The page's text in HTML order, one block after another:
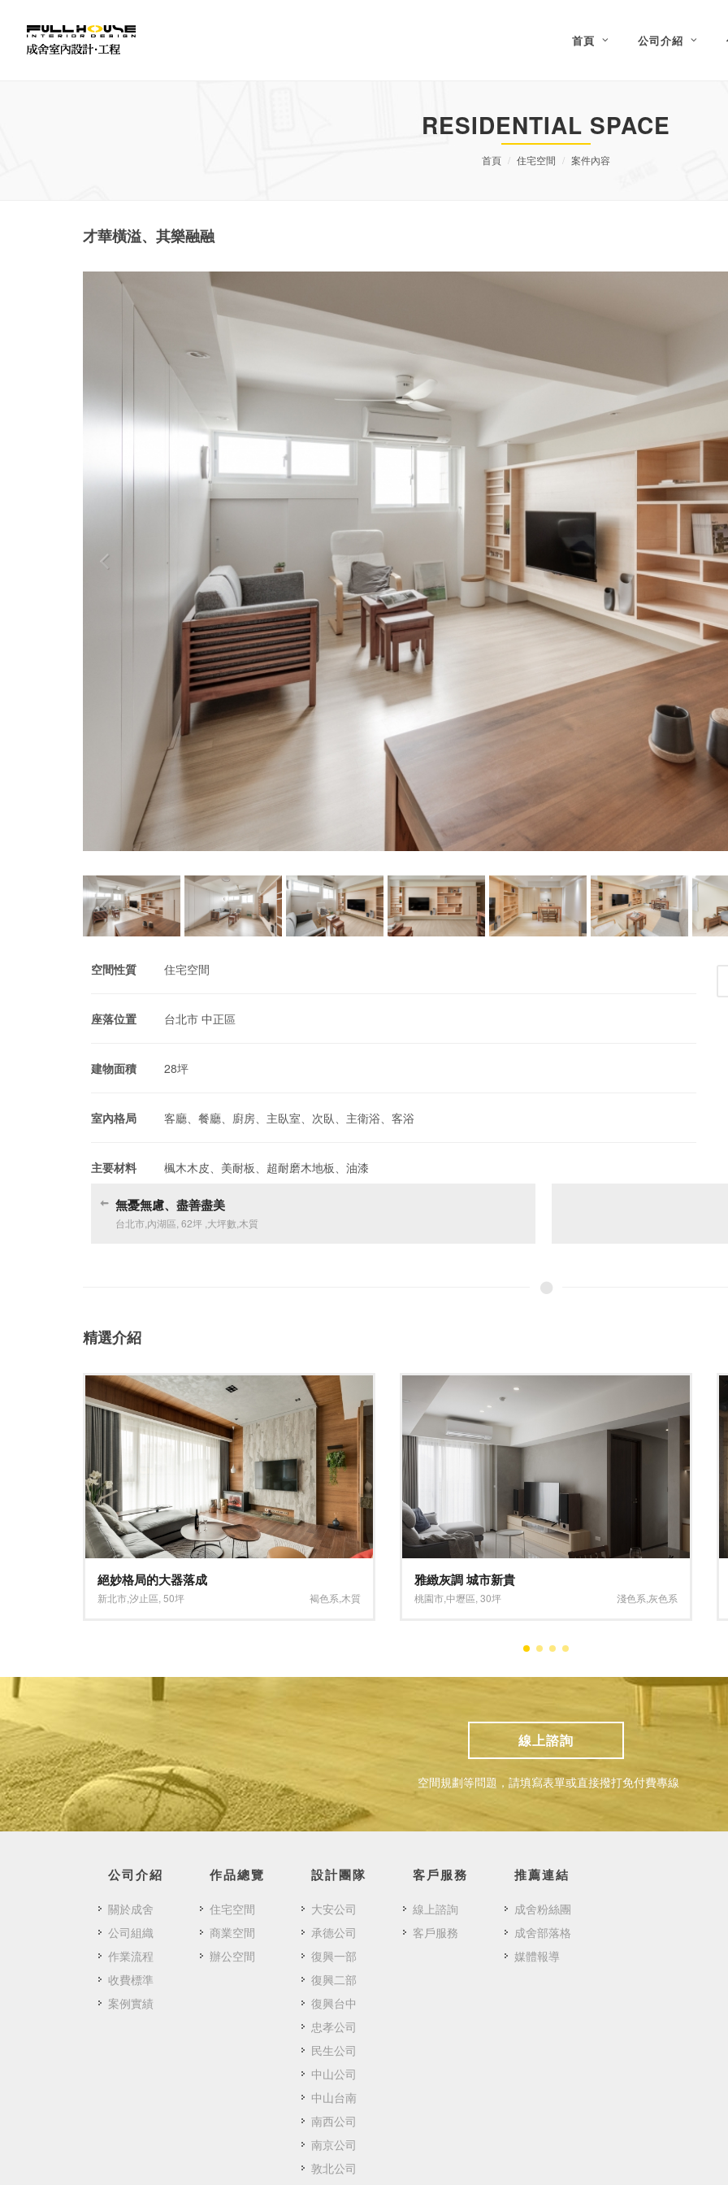
首頁 公司介紹
RESIDENTIAL SPACE
首頁 住宅空間 案件內容
才華橫溢、其樂融融
空間性質 住宅空間
座落位置 台北市 中正區
建物面積 28坪
室內格局 客廳、餐廳、廚房、主臥室、次臥、主衛浴、客浴
主要材料 楓木木皮、美耐板、超耐磨木地板、油漆
無憂無慮、盡善盡美
台北市 內湖區 62坪 大坪數 木質
精選介紹
雅緻灰調 城市新貴
桃園市中壢區 30坪 淺色系,灰色系
好雷咖啡
台北市信義區 63坪 大坪數,深淺混搭系
線上諮詢
空間規劃等問題，請填寫表單或直接撥打免付費專線
公司介紹
關於成舍
公司組織
作業流程
收費標準
案例實績
作品總覽
住宅空間
商業空間
辦公空間
設計團隊
大安公司
承德公司
復興一部
復興二部
復興台中
忠孝公司
民生公司
中山公司
中山台南
南西公司
南京公司
敦北公司
客戶服務
線上諮詢
客戶服務
推薦連結
成舍粉絲團
成舍部落格
媒體報導